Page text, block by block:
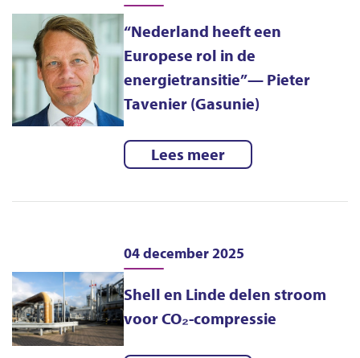
“Nederland heeft een
Europese rol in de
energietransitie”— Pieter
Tavenier (Gasunie)
Lees meer
04 december 2025
Shell en Linde delen stroom
voor CO₂-compressie